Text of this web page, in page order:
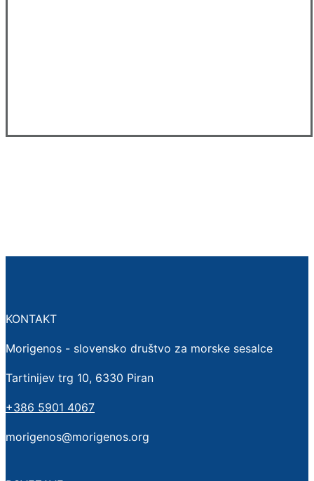
KONTAKT
Morigenos - slovensko društvo za morske sesalce
Tartinijev trg 10, 6330 Piran
+386 5901 4067
morigenos@morigenos.org